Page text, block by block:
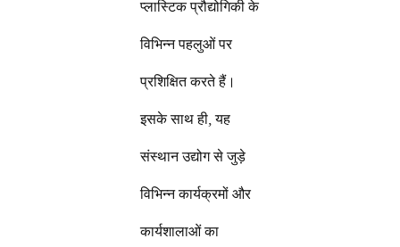
प्लास्टिक प्रौद्योगिकी के
विभिन्न पहलुओं पर
प्रशिक्षित करते हैं।
इसके साथ ही, यह
संस्थान उद्योग से जुड़े
विभिन्न कार्यक्रमों और
कार्यशालाओं का